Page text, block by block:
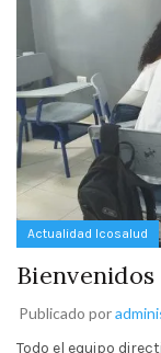
Actualidad Icosalud
Publicado por
Todo el equipo